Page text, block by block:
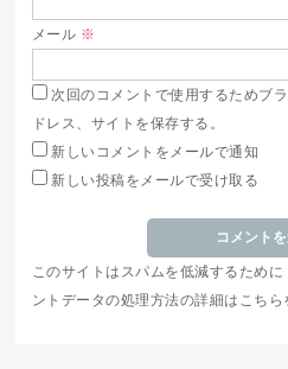
メール ※
次回のコメントで使用するためブ
ドレス、サイトを保存する。
新しいコメントをメールで通知
新しい投稿をメールで受け取る
このサイトはスパムを低減するために
ントデータの処理方法の詳細はこち